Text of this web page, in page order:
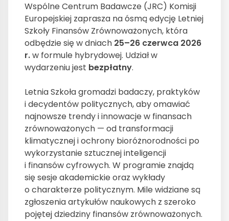
Wspólne Centrum Badawcze (JRC) Komisji
Europejskiej zaprasza na ósmą edycję Letniej
Szkoły Finansów Zrównoważonych, która
odbędzie się w dniach 25–26 czerwca 2026
r.w formule hybrydowej. Udział w
wydarzeniu jest bezpłatny.
Letnia Szkoła gromadzi badaczy, praktyków
i decydentów politycznych, aby omawiać
najnowsze trendy i innowacje w finansach
zrównoważonych — od transformacji
klimatycznej i ochrony bioróżnorodności po
wykorzystanie sztucznej inteligencji
i finansów cyfrowych. W programie znajdą
się sesje akademickie oraz wykłady
o charakterze politycznym. Mile widziane są
zgłoszenia artykułów naukowych z szeroko
pojętej dziedziny finansów zrównoważonych.